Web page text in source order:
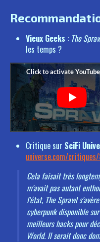
Vieux Geeks : The
les temps ?
Critique sur SciFi
universe.com/
Cela faisait très
m'avait pas autant
l'état, The Sprawl
cyberpunk disponible
meilleurs hacks pour
World. Il serait donc